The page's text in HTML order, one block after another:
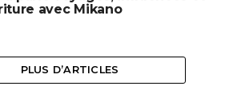
avec Mikano
PLUS D’ARTICLES